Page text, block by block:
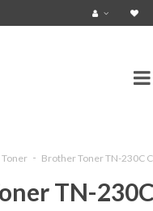
Toner Brother Toner TN-230C
TN-